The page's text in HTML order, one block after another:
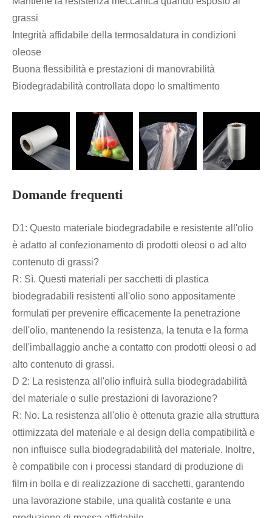
grassi
Integrità affidabile della termosaldatura in condizioni
oleose
Buona flessibilità e prestazioni di manovrabilità
Biodegradabilità controllata dopo lo smaltimento
Domande frequenti
D1: Questo materiale biodegradabile e resistente all'olio
è adatto al confezionamento di prodotti oleosi o ad alto
contenuto di grassi?
R: Sì. Questi materiali per sacchetti di plastica
biodegradabili resistenti all'olio sono appositamente
formulati per prevenire efficacemente la penetrazione
dell'olio, mantenendo la resistenza, la tenuta e la forma
dell'imballaggio anche a contatto con prodotti oleosi o ad
alto contenuto di grassi.
D 2: La resistenza all'olio influirà sulla biodegradabilità
del materiale o sulle prestazioni di lavorazione?
R: No. La resistenza all'olio è ottenuta grazie alla struttura
ottimizzata del materiale e al design della compatibilità e
non influisce sulla biodegradabilità del materiale. Inoltre,
è compatibile con i processi standard di produzione di
film in bolla e di realizzazione di sacchetti, garantendo
una lavorazione stabile, una qualità costante e una